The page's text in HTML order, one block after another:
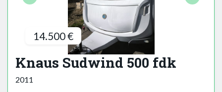
14.500 €
Knaus Sudwind 500 fdk
2011